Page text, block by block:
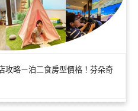
攻略ㄧ泊二食房型價格！芬朵奇